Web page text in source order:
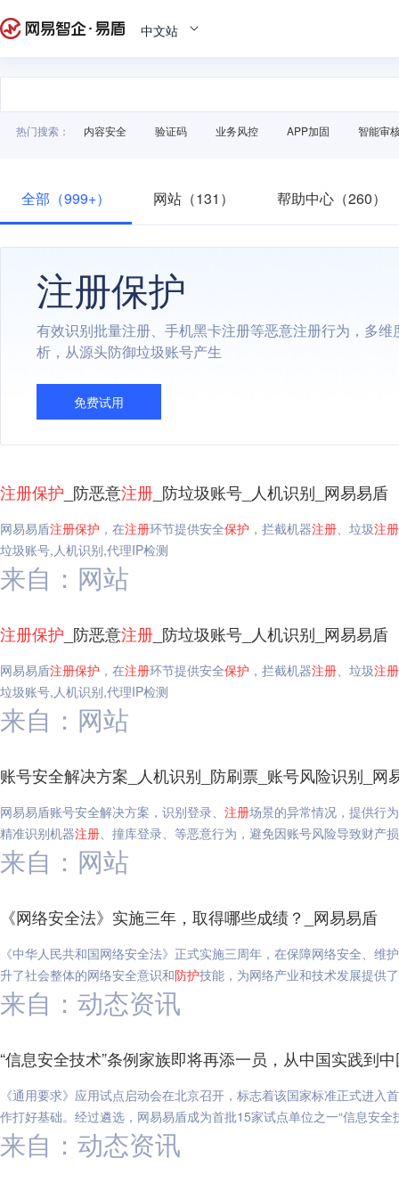
中文站
热门搜索： 内容安全 验证码 业务风控 APP加固 智能审
全部（999+） 网站（131） 帮助中心（260）
注册保护
有效识别批量注册、手机黑卡注册等恶意注册行为，多维
析，从源头防御垃圾账号产生
免费试用
注册保护 _防恶意注册 _防垃圾账号_人机识别_网易易盾
网易易盾注册保护 ，在注册环节提供安全保护 ，拦截机器注册、垃圾注册
垃圾账号,人机识别,代理IP检测
来自：网站
注册保护 _防恶意注册 _防垃圾账号_人机识别_网易易盾
网易易盾注册保护 ，在注册环节提供安全保护 ，拦截机器注册、垃圾注册
垃圾账号,人机识别,代理IP检测
来自：网站
账号安全解决方案_人机识别_防刷票_账号风险识别_网
网易易盾账号安全解决方案，识别登录、 注册场景的异常情况，提供行
精准识别机器注册、撞库登录、等恶意行为，避免因账号风险导致财产
来自：网站
《网络安全法》实施三年，取得哪些成绩？_网易易盾
《中华人民共和国网络安全法》正式实施三周年，在保障网络安全、维
升了社会整体的网络安全意识和防护技能，为网络产业和技术发展提供
来自：动态资讯
“信息安全技术”条例家族即将再添一员，从中国实践到
《通用要求》应用试点启动会在北京召开，标志着该国家标准正式进入
作打好基础。经过遴选，网易易盾成为首批15家试点单位之一“信息安
来自：动态资讯